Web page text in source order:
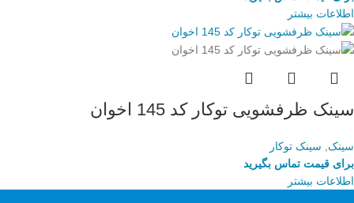
اطلاعات بیشتر
سینک ظرفشویی توکار کد 145 اخوان
سینک
سینک توکار
برای قیمت تماس بگیرید
اطلاعات بیشتر